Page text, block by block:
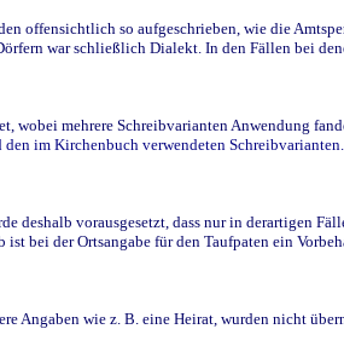
offensichtlich so aufgeschrieben, wie die
war schließlich Dialekt. In den Fällen bei
mehrere Schreibvarianten Anwendung
im Kirchenbuch verwendeten Schreibvarianten.
deshalb vorausgesetzt, dass nur in derartigen
bei der Ortsangabe für den Taufpaten ein
Angaben wie z. B. eine Heirat, wurden nicht